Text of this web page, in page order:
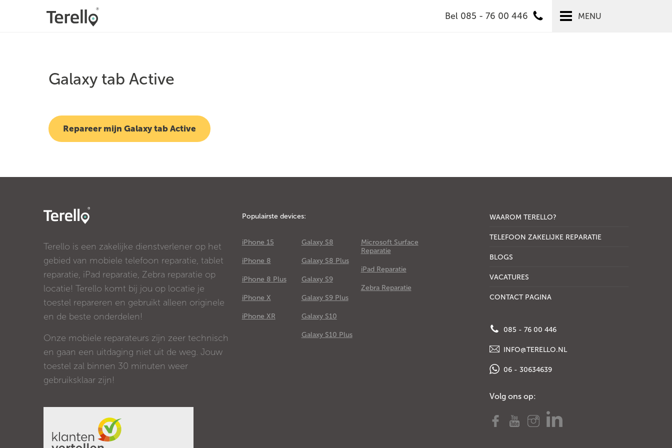
Bel 085 - 76 00 446 MENU
Galaxy tab Active
Repareer mijn Galaxy tab Active
Terello is een zakelijke dienstverlener op het
gebied van mobiele telefoon reparatie, tablet
reparatie, iPad reparatie, Zebra reparatie op
locatie! Terello komt bij jou op locatie je
toestel repareren en gebruikt alleen originele
en de beste onderdelen!
Onze mobiele reparateurs zijn zeer technisch
en gaan een uitdaging niet uit de weg. Jouw
toestel zal binnen 30 minuten weer
gebruiksklaar zijn!
Populairste devices:
iPhone 15
iPhone 8
iPhone 8 Plus
iPhone X
iPhone XR
Galaxy S8
Galaxy S8 Plus
Galaxy S9
Galaxy S9 Plus
Galaxy S10
Galaxy S10 Plus
Microsoft Surface
Reparatie
iPad Reparatie
Zebra Reparatie
WAAROM TERELLO?
TELEFOON ZAKELIJKE REPARATIE
BLOGS
VACATURES
CONTACT PAGINA
085 - 76 00 446
INFO@TERELLO.NL
06 - 30634639
Volg ons op: